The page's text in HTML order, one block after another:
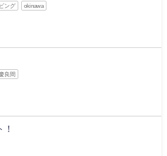
ング okinawa
慶良間